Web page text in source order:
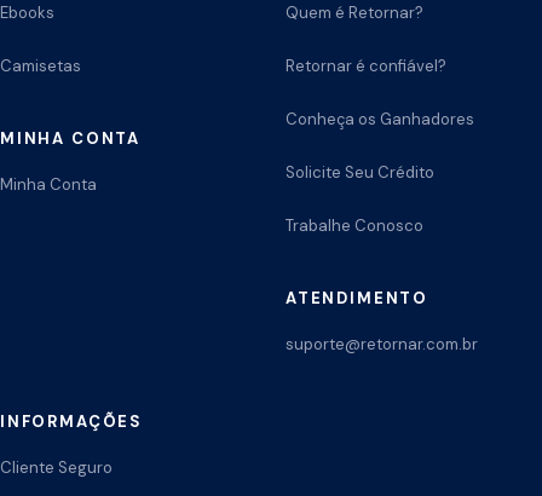
Ebooks
Camisetas
MINHA CONTA
Minha Conta
Quem é Retornar?
Retornar é confiável?
Conheça os Ganhadores
Solicite Seu Crédito
Trabalhe Conosco
ATENDIMENTO
suporte@retornar.com.br
INFORMAÇÕES
Cliente Seguro